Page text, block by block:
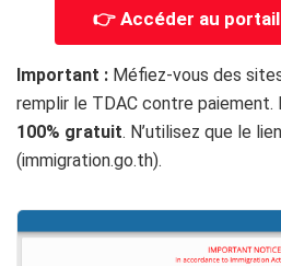
👉 Accéder au
Important : Méfiez-vous des
remplir le TDAC contre
100% gratuit. N’utilisez que le
(immigration.go.th).